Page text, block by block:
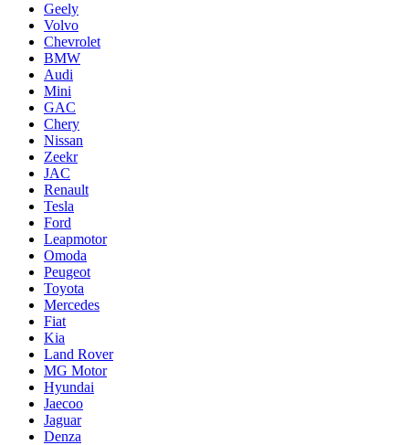
Geely
Volvo
Chevrolet
BMW
Audi
Mini
GAC
Chery
Nissan
Zeekr
JAC
Renault
Tesla
Ford
Leapmotor
Omoda
Peugeot
Toyota
Mercedes
Fiat
Kia
Land Rover
MG Motor
Hyundai
Jaecoo
Jaguar
Denza